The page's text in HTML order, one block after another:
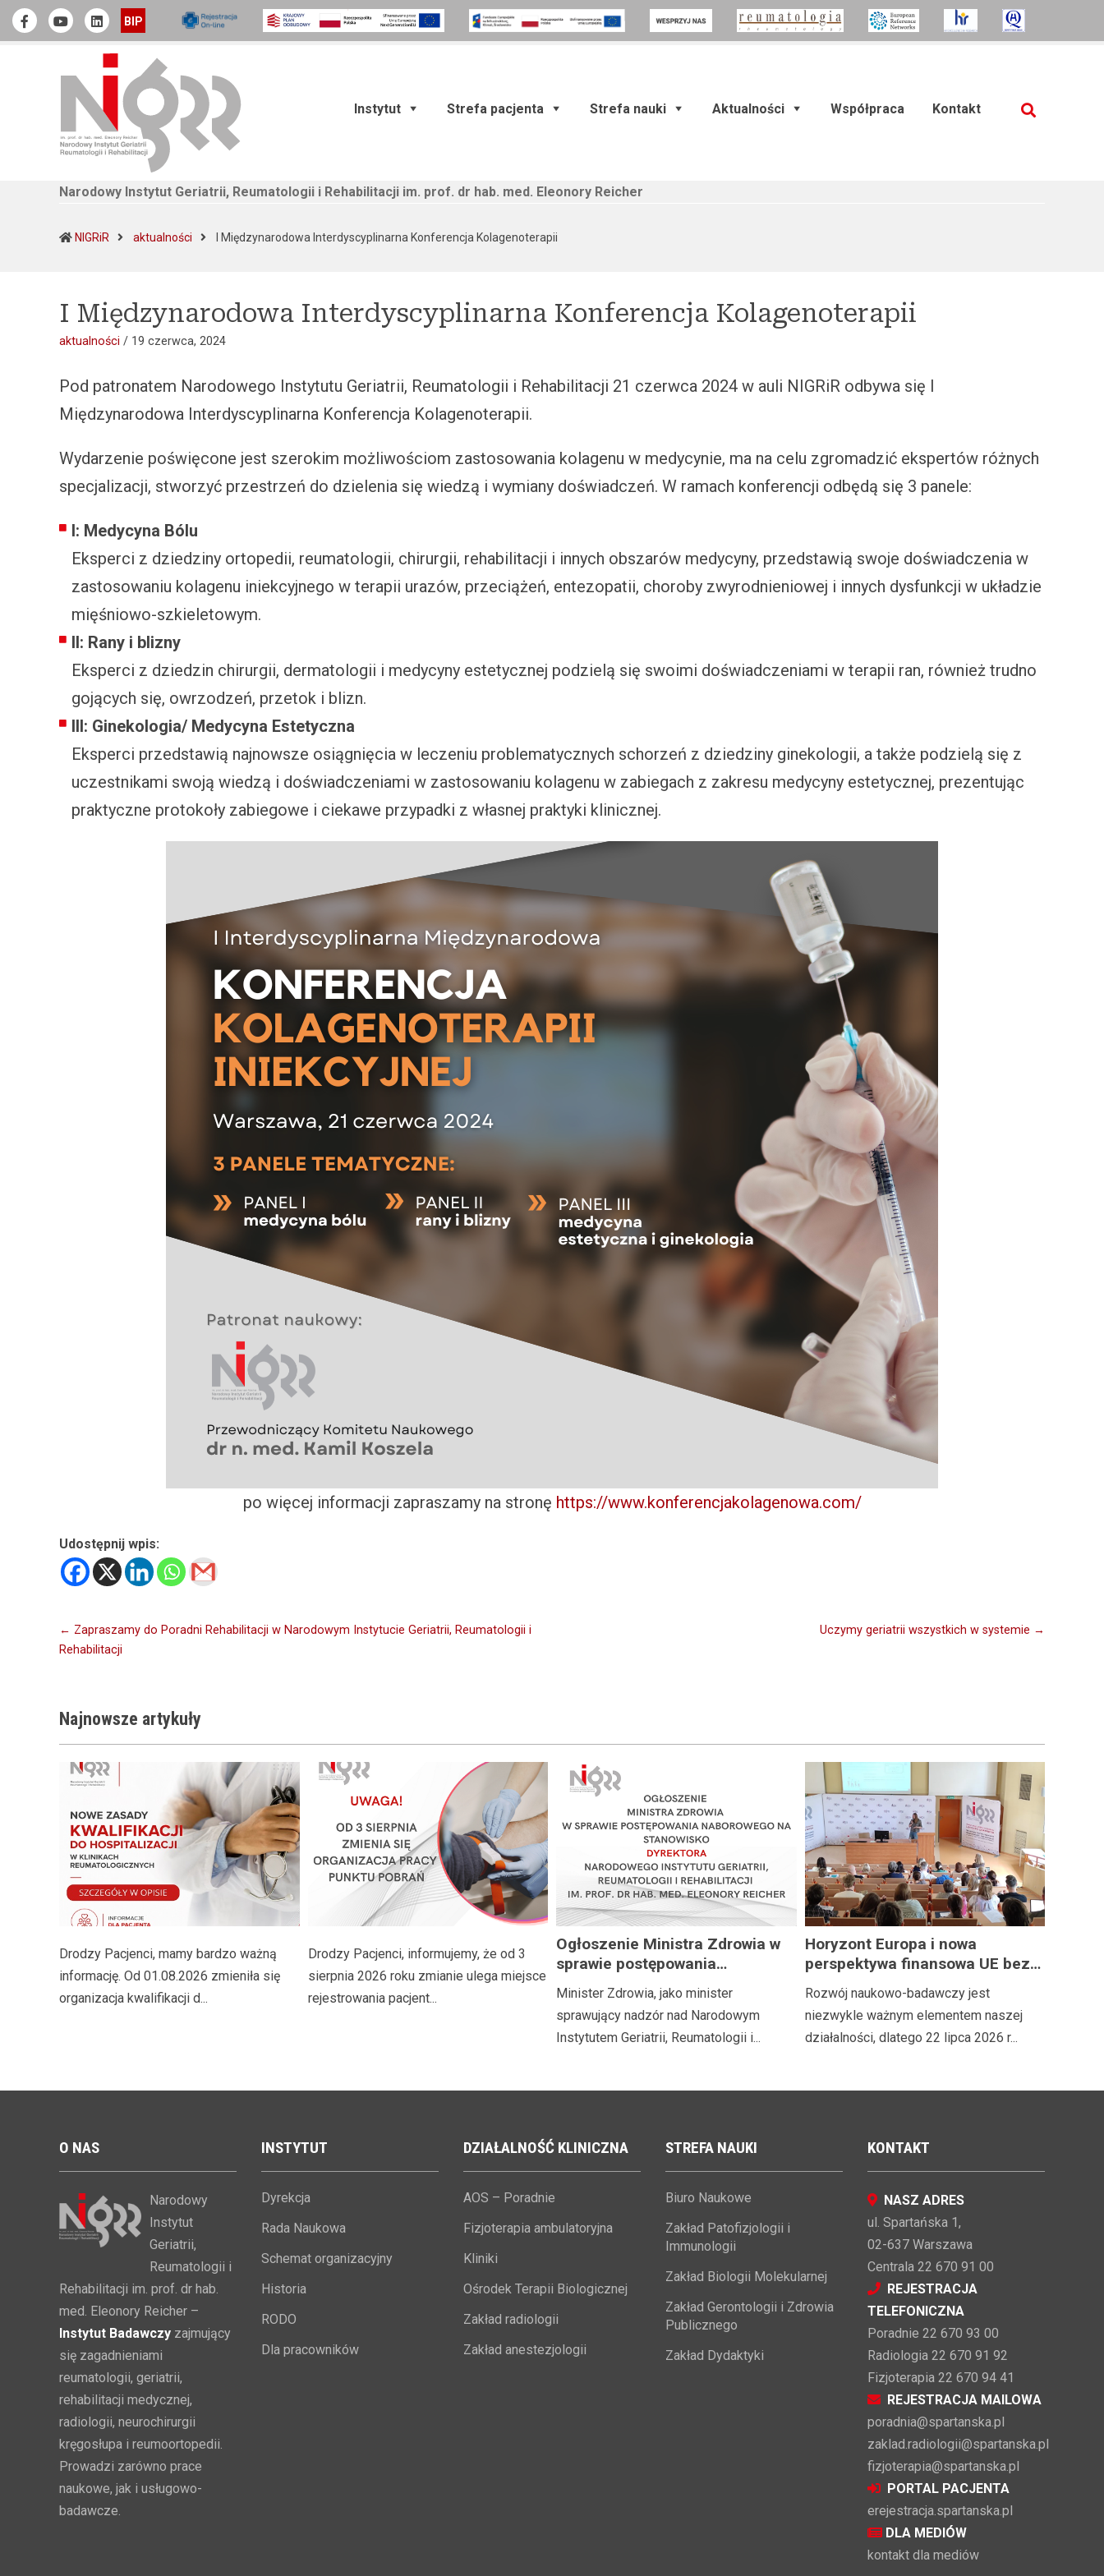
Narodowy Instytut Geriatrii, Reumatologii i Rehabilitacji
Instytut Strefa pacjenta Strefa nauki Aktualności Współpraca Kontakt
Narodowy Instytut Geriatrii, Reumatologii i Rehabilitacji im. prof. dr hab. med. Eleonory Reicher
NIGRiR aktualności I Międzynarodowa Interdyscyplinarna Konferencja Kolagenoterapii
I Międzynarodowa Interdyscyplinarna Konferencja Kolagenoterapii
aktualności / 19 czerwca, 2024
Pod patronatem Narodowego Instytutu Geriatrii, Reumatologii i Rehabilitacji 21 czerwca 2024 w auli NIGRiR odbywa się I
Międzynarodowa Interdyscyplinarna Konferencja Kolagenoterapii.
Wydarzenie poświęcone jest szerokim możliwościom zastosowania kolagenu w medycynie, ma na celu zgromadzić ekspertów różnych
specjalizacji, stworzyć przestrzeń do dzielenia się wiedzą i wymiany doświadczeń. W ramach konferencji odbędą się 3 panele:
I: Medycyna Bólu
Eksperci z dziedziny ortopedii, reumatologii, chirurgii, rehabilitacji i innych obszarów medycyny, przedstawią swoje doświadczenia w
zastosowaniu kolagenu iniekcyjnego w terapii urazów, przeciążeń, entezopatii, choroby zwyrodnieniowej i innych dysfunkcji w układzie
mięśniowo-szkieletowym.
II: Rany i blizny
Eksperci z dziedzin chirurgii, dermatologii i medycyny estetycznej podzielą się swoimi doświadczeniami w terapii ran, również trudno
gojących się, owrzodzeń, przetok i blizn.
III: Ginekologia/ Medycyna Estetyczna
Eksperci przedstawią najnowsze osiągnięcia w leczeniu problematycznych schorzeń z dziedziny ginekologii, a także podzielą się z
uczestnikami swoją wiedzą i doświadczeniami w zastosowaniu kolagenu w zabiegach z zakresu medycyny estetycznej, prezentując
praktyczne protokoły zabiegowe i ciekawe przypadki z własnej praktyki klinicznej.
po więcej informacji zapraszamy na stronę https://www.konferencjakolagenowa.com/
Udostępnij wpis:
Nawigacja
wpisu
← Zapraszamy do Poradni Rehabilitacji w Narodowym Instytucie Geriatrii, Reumatologii i
Rehabilitacji
Uczymy geriatrii wszystkich w systemie →
Najnowsze artykuły
Drodzy Pacjenci, mamy bardzo ważną
informację. Od 01.08.2026 zmieniła się
organizacja kwalifikacji d...
Drodzy Pacjenci, informujemy, że od 3
sierpnia 2026 roku zmianie ulega miejsce
rejestrowania pacjent...
Ogłoszenie Ministra Zdrowia w
sprawie postępowania
naborowego na stanowisko
Dyrektora Narodowego Instytutu
Geriatrii, Reumatologii i
Rehabilitacji im. prof. dr hab.
Minister Zdrowia, jako minister
sprawujący nadzór nad Narodowym
Instytutem Geriatrii, Reumatologii i...
Horyzont Europa i nowa
perspektywa finansowa UE bez
tajemnic
Rozwój naukowo-badawczy jest
niezwykle ważnym elementem naszej
działalności, dlatego 22 lipca 2026 r...
O NAS
Narodowy
Instytut
Geriatrii,
Reumatologii i
Rehabilitacji im. prof. dr hab.
med. Eleonory Reicher –
Instytut Badawczy zajmujący
się zagadnieniami
reumatologii, geriatrii,
rehabilitacji medycznej,
radiologii, neurochirurgii
kręgosłupa i reumoortopedii.
Prowadzi zarówno prace
naukowe, jak i usługowo-
badawcze.
INSTYTUT
Dyrekcja
Rada Naukowa
Schemat organizacyjny
Historia
RODO
Dla pracowników
DZIAŁALNOŚĆ KLINICZNA
AOS – Poradnie
Fizjoterapia ambulatoryjna
Kliniki
Ośrodek Terapii Biologicznej
Zakład radiologii
Zakład anestezjologii
STREFA NAUKI
Biuro Naukowe
Zakład Patofizjologii i
Immunologii
Zakład Biologii Molekularnej
Zakład Gerontologii i Zdrowia
Publicznego
Zakład Dydaktyki
KONTAKT
NASZ ADRES
ul. Spartańska 1,
02-637 Warszawa
Centrala 22 670 91 00
REJESTRACJA
TELEFONICZNA
Poradnie 22 670 93 00
Radiologia 22 670 91 92
Fizjoterapia 22 670 94 41
REJESTRACJA MAILOWA
poradnia@spartanska.pl
zaklad.radiologii@spartanska.pl
fizjoterapia@spartanska.pl
PORTAL PACJENTA
erejestracja.spartanska.pl
DLA MEDIÓW
kontakt dla mediów